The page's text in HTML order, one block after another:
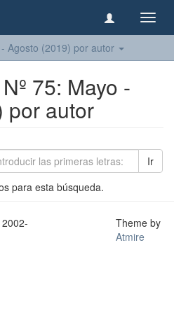
Agosto (2019) por autor
75: Mayo -
por autor
Ir
para esta búsqueda.
Theme by
Atmire